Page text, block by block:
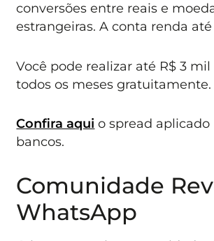
conversões entre reais e
estrangeiras. A conta renda até
Você pode realizar até R$ 3
todos os meses gratuitamente.
Confira aqui o spread aplicado
bancos.
Comunidade
WhatsApp